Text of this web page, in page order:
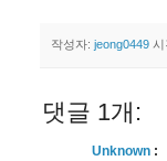
작성자: jeong0449 시
댓글 1개:
Unknown :